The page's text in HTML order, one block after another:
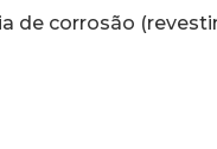
de corrosão